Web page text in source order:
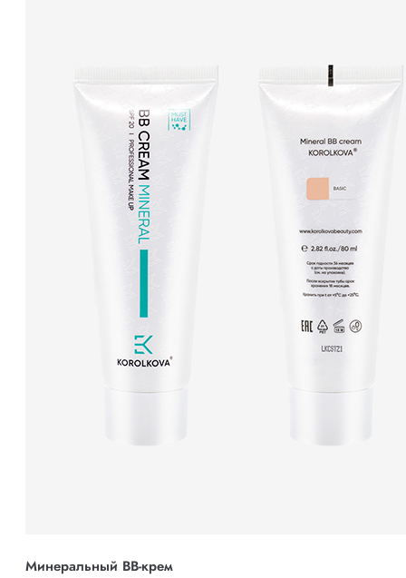
Минеральный ВВ-крем